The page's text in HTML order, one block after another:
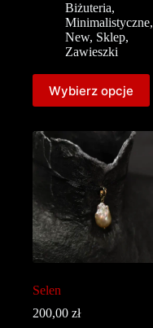
Biżuteria,
Minimalistyczne,
New, Sklep,
Zawieszki
Wybierz opcje
Selen
200,00 zł